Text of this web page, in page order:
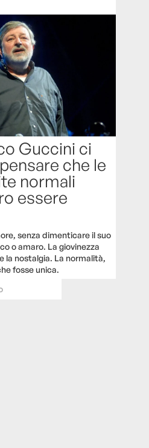
Guccini ci
che le
normali
essere
senza dimenticare il suo
o amaro. La giovinezza
la nostalgia. La normalità,
fosse unica.